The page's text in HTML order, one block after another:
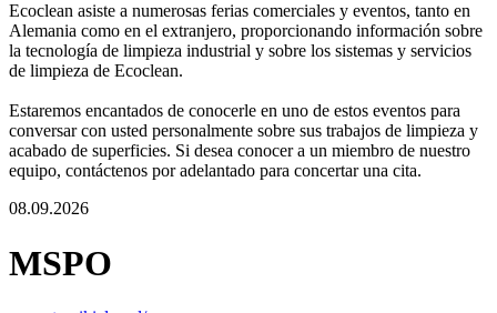
Ecoclean asiste a numerosas ferias comerciales y eventos, tanto en
Alemania como en el extranjero, proporcionando información sobre
la tecnología de limpieza industrial y sobre los sistemas y servicios
de limpieza de Ecoclean.
Estaremos encantados de conocerle en uno de estos eventos para
conversar con usted personalmente sobre sus trabajos de limpieza y
acabado de superficies. Si desea conocer a un miembro de nuestro
equipo, contáctenos por adelantado para concertar una cita.
08.09.2026
MSPO